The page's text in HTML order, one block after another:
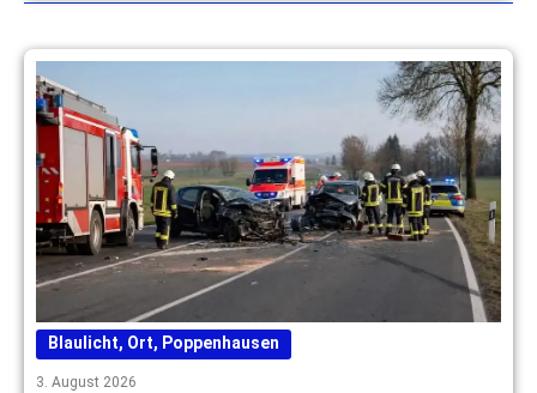
Blaulicht, Ort, Poppenhausen
3. August 2026